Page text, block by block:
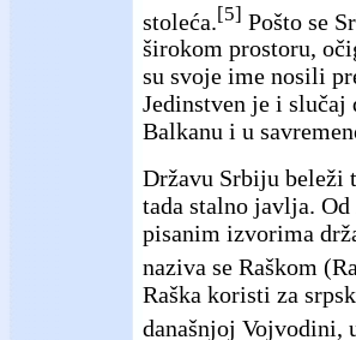
stoleća.[5] Pošto se
širokom prostoru,
su svoje ime nosili
Jedinstven je i slučaj
Balkanu i u
Državu Srbiju beleži
tada stalno javlja.
pisanim izvorima
naziva se Raškom
Raška koristi za
današnjoj Vojvodini,